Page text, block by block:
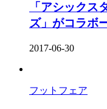
「アシックス
ズ」がコラボ
2017-06-30
フットフェア